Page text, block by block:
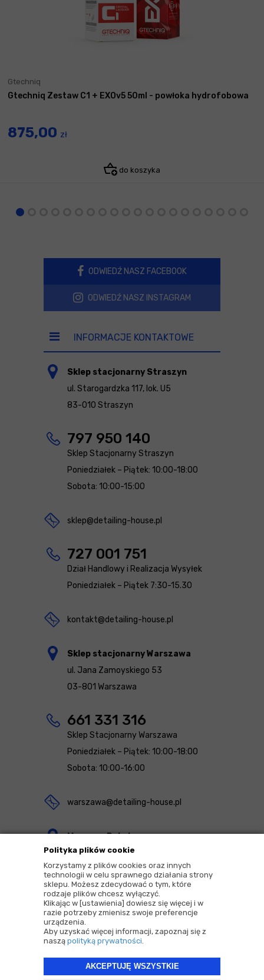
Polityka plików cookie
Korzystamy z plików cookies oraz innych
technologii w celu sprawnego działania strony
sklepu. Możesz zdecydować o tym, które
rodzaje plików chcesz wyłączyć.
Klikając w [ustawienia] dowiesz się więcej i w
razie potrzeby zmienisz swoje preferencje
urządzenia.
Aby uzyskać więcej informacji, zapoznaj się z
naszą polityką prywatności.
AKCEPTUJĘ WSZYSTKIE
Gtechniq
Gtechniq Zestaw C1 + EXOv5 50ml - powłoka hydrofobowa
875,00 zł
do koszyka
ODWIEDŹ NASZ FACEBOOK
ODWIEDŹ NASZ INSTAGRAM
INFORMACJE KONTAKTOWE
Sklep stacjonarny Straszyn
ul. Starogardzka 117, lok. U5
83-010 Straszyn
797 950 140
Sklep Stacjonarny Straszyn
Poniedziałek – Piątek: 10:00-18:00
Sobota: 10:00-15:00
sklep@detailing-house.pl
727 001 751
Dział Handlowy i Realizacja Wysyłek
Poniedziałek – Piątek 7:30-15.30
kontakt@detailing-house.pl
Sklep stacjonarny Warszawa
ul. Jana Zamoyskiego 53
03-801 Warszawa
661 331 316
Sklep Stacjonarny Warszawa
Poniedziałek – Piątek: 10:00-18:00
Sobota: 10:00-16:00
warszawa@detailing-house.pl
Magazyn Rekcin
Nomos Sp. z o.o. sp.k.
ul. Agrestowa 1
83-010 Rekcin
2026 © Copyrights by |Detailing House